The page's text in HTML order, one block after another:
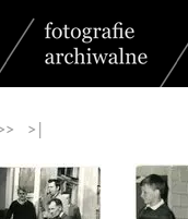
>|